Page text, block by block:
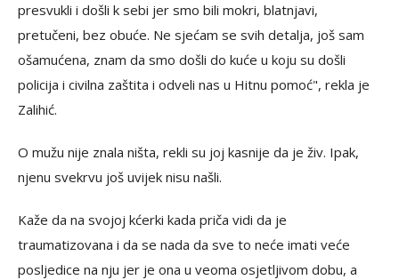
presvukli i došli k sebi jer smo bili mokri, blatnjavi,
pretučeni, bez obuće. Ne sjećam se svih detalja, još sam
ošamućena, znam da smo došli do kuće u koju su došli
policija i civilna zaštita i odveli nas u Hitnu pomoć", rekla je
Zalihić.
O mužu nije znala ništa, rekli su joj kasnije da je živ. Ipak,
njenu svekrvu još uvijek nisu našli.
Kaže da na svojoj kćerki kada priča vidi da je
traumatizovana i da se nada da sve to neće imati veće
posljedice na nju jer je ona u veoma osjetljivom dobu, a